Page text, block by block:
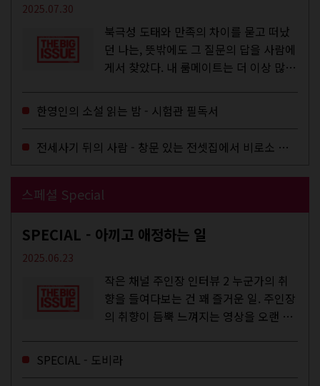
2025.07.30
북극성 도태와 만족의 차이를 묻고 떠났
던 나는, 뜻밖에도 그 질문의 답을 사람에
게서 찾았다. 내 룸메이트는 더 이상 많은
한영인의 소설 읽는 밤 - 시험관 필독서
전세사기 뒤의 사람 - 창문 있는 전셋집에서 비로소 겨울 이불을 샀다
스페셜 Special
SPECIAL - 아끼고 애정하는 일
2025.06.23
작은 채널 주인장 인터뷰 2 누군가의 취
향을 들여다보는 건 꽤 즐거운 일. 주인장
의 취향이 듬뿍 느껴지는 영상을 오랜 시
에 스며드는 경험을 하기도 한다. 좀처럼
듣지 않던 장르의 노래를...
SPECIAL - 도비라